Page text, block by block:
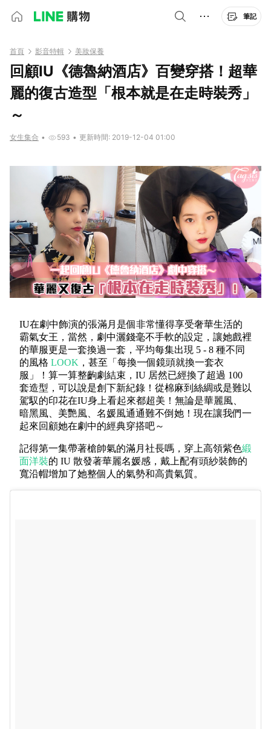
筆記
首頁 影音特輯 美妝保養
回顧IU《德魯納酒店》百變穿搭！超華
麗的復古造型「根本就是在走時裝秀」
～
女生集合 • 593 • 更新時間: 2019-12-04 01:00
IU在劇中飾演的張滿月是個非常懂得享受奢華生活的
霸氣女王，當然，劇中灑錢毫不手軟的設定，讓她戲裡
的華服更是一套換過一套，平均每集出現 5 - 8 種不同
的風格 LOOK ，甚至「每換一個鏡頭就換一套衣
服」！算一算整齣劇結束，IU 居然已經換了超過 100
套造型，可以說是創下新紀錄！從棉麻到絲綢或是難以
駕馭的印花在IU身上看起來都超美！無論是華麗風、
暗黑風、美艷風、名媛風通通難不倒她！現在讓我們一
起來回顧她在劇中的經典穿搭吧～
記得第一集帶著槍帥氣的滿月社長嗎， 穿上高領紫色緞
面洋裝的 IU 散發著華麗名媛感，戴上配有頭紗裝飾的
寬沿帽增加了她整個人的氣勢和高貴氣質。